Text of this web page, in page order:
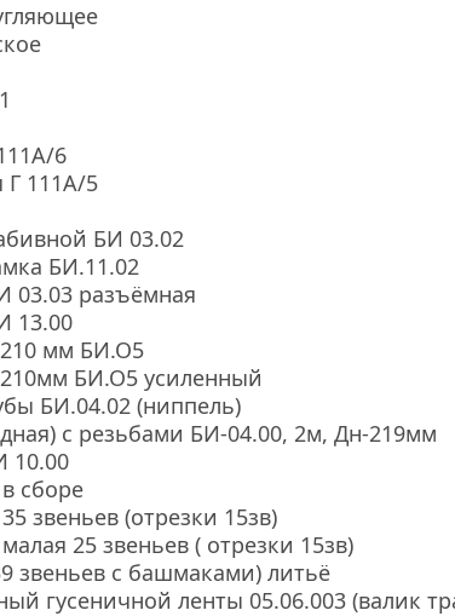
6
Г 111А/5
БИ 03.02
БИ.11.02
03.03 разъёмная
13.00
мм БИ.О5
БИ.О5 усиленный
БИ.04.02 (ниппель)
с резьбами БИ-04.00, 2м, Дн-219мм
10.00
сборе
звеньев (отрезки 15зв)
25 звеньев ( отрезки 15зв)
звеньев с башмаками) литьё
гусеничной ленты 05.06.003 (валик